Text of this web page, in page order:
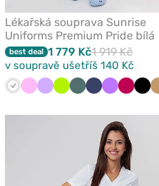
Lékařská souprava Sunrise
Uniforms Premium Pride bílá
best deal 1 779 Kč1 919 Kč
v soupravě ušetříš 140 Kč
Bílá RůžováLevandulová
Limetková
Pastelově
Námořnická
Fialová